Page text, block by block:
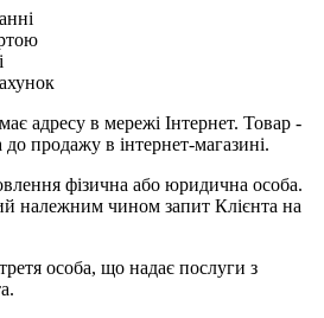
адресу в мережі Інтернет. Товар -
продажу в інтернет-магазині.
фізична або юридична особа.
належним чином запит Клієнта на
особа, що надає послуги з